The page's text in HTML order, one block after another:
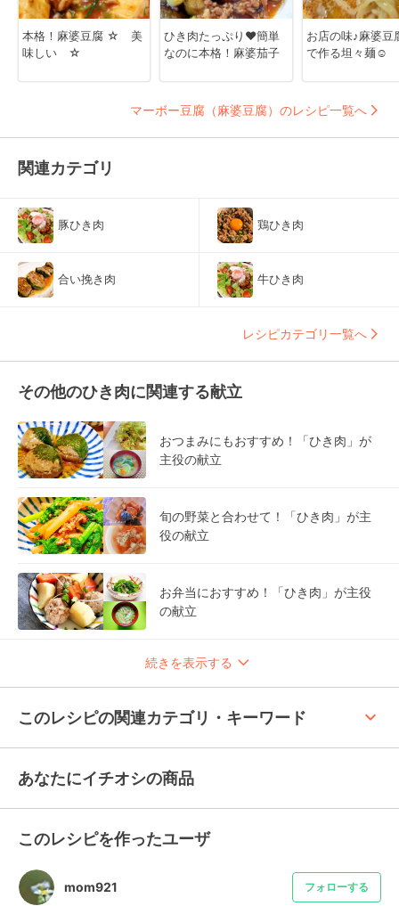
本格！麻婆豆腐 ☆ 美
味しい ☆
ひき肉たっぷり♥簡単
なのに本格！麻婆茄子
お店の味♪麻婆豆
で作る坦々麺☺︎
マーボー豆腐（麻婆豆腐）のレシピ一覧へ
関連カテゴリ
豚ひき肉 鶏ひき肉
合い挽き肉 牛ひき肉
レシピカテゴリ一覧へ
その他のひき肉に関連する献立
おつまみにもおすすめ！「ひき肉」が
主役の献立
旬の野菜と合わせて！「ひき肉」が主
役の献立
お弁当におすすめ！「ひき肉」が主役
の献立
続きを表示する
このレシピの関連カテゴリ・キーワード keyboard_arrow_up
あなたにイチオシの商品
このレシピを作ったユーザ
mom921 フォローする